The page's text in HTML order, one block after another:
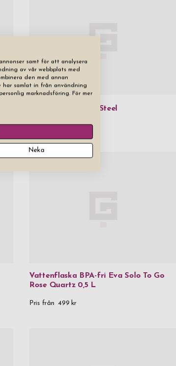
Nyckelring Aurora Steel
Pris från 299 kr
Vattenflaska BPA-fri Eva Solo To Go
Rose Quartz 0,5 L
Pris från 499 kr
samt för att analysera
av vår webbplats med
den med annan
samlat in från användning
marknadsföring. För mer
Neka